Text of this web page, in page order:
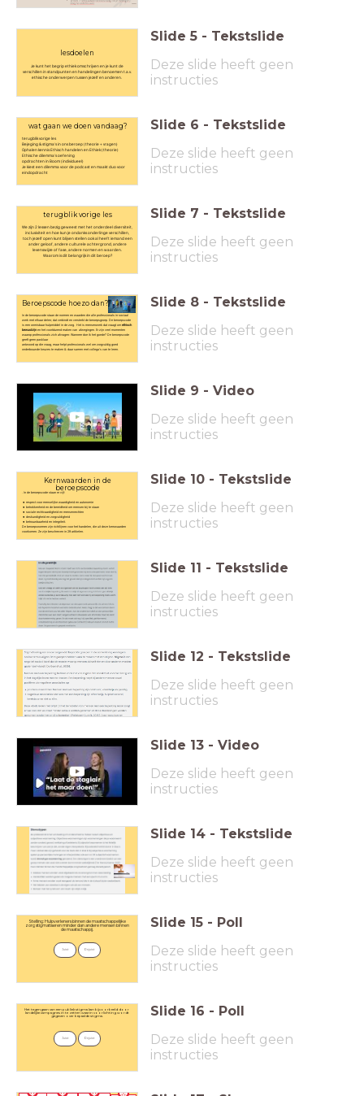
lesdoelen
Je kunt het begrip ethiek omschrijven en je kunt de
verschillen in standpunten en handelingen benoemen t.a.v.
ethische onderwerpen tussen jezelf en anderen.
Slide 5 - Tekstslide
Deze slide heeft geen
instructies
wat gaan we doen vandaag?
terugblik vorige les
Bejeging & stigma's in ons beroep ( theorie + vragen)
Ophalen kennis Ethisch handelen en Ethiek ( theorie)
Ethische dilemma's oefening
opdrachten in Boom ( individueel)
Je kiest een dilemma voor de podcast en maakt duo voor
eindopdracht
Slide 6 - Tekstslide
Deze slide heeft geen
instructies
terugblik vorige les
We zijn 2 lessen bezig geweest met het onderdeel diversiteit,
inclusiviteit en hoe kun je ondanks onderlinge verschillen,
toch jezelf open kunt blijven stellen ook al heeft iemand een
ander geloof, andere culturele achtergrond, andere
levenswijze of fase, andere normen en waarden.
Waarom is dit belangrijk in dit beroep?
Slide 7 - Tekstslide
Deze slide heeft geen
instructies
Beroepscode hoezo dan?
In de beroepscode staan de normen en waarden die alle professionals in sociaal
werk met elkaar delen; dat verbindt en versterkt de beroepsgroep. De beroepscode
is een onmisbaar hulpmiddel in de zorg. Het is mensenwerk dat vraagt om ethisch
bewustzijnen het voortdurend maken van afwegingen. Er zijn veel momenten
waarop professionals zich afvragen: Wanneer doe ik het goede? De beroepscode
geeft geen pasklaar
antwoord op die vraag, maar helpt professionals wel om zorgvuldig goed
onderbouwde keuzes te maken & daar samen met collega’s van te leren.
Slide 8 - Tekstslide
Deze slide heeft geen
instructies
Slide 9 - Video
Deze slide heeft geen
instructies
Kernwaarden in de
beroepscode
. In de beroepscode staan er vijf:
respect voor menselijke waardigheid en autonomie
betrokkenheid en de bereidheid om mensen bij te staan
sociale rechtvaardigheid en mensenrechten
deskundigheid en zorgvuldigheid
betrouwbaarheid en integriteit.
De beroepsnormen zijn richtlijnen voor het handelen, die uit deze kernwaarden
voorkomen. Ze zijn beschreven in 29 artikelen.
Slide 10 - Tekstslide
Deze slide heeft geen
instructies
Slide 11 - Tekstslide
Deze slide heeft geen
instructies
Slide 12 - Tekstslide
Deze slide heeft geen
instructies
Slide 13 - Video
Deze slide heeft geen
instructies
Slide 14 - Tekstslide
Deze slide heeft geen
instructies
Stelling: Hulpverleners binnen de maatschappelijke
zorg stigmatiseren minder dan andere mensen binnen
de maatschappij.
Juist Onjuist
Slide 15 - Poll
Deze slide heeft geen
instructies
Het tegengaan van een publiek stigma kan bijvoorbeeld door
landelijke campagnes in te zetten waarin voorlichting wordt
gegeven over bepaalde stigma.
Juist Onjuist
Slide 16 - Poll
Deze slide heeft geen
instructies